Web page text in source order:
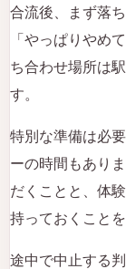
合流後、まず落
「やっぱりやめ
ち合わせ場所は
す。
特別な準備は必
ーの時間もあり
だくことと、体
持っておくこと
途中で中止する